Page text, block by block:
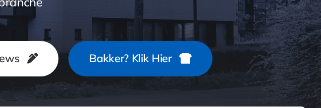
Bakker? Klik Hier